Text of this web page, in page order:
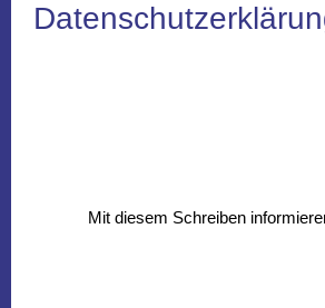
Mit diesem Schreiben